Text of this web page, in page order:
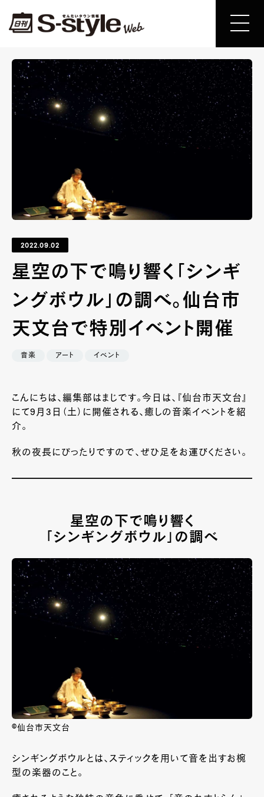
2022.09.02
星空の下で鳴り響く「シンギ
ングボウル」の調べ。仙台市
天文台で特別イベント開催
音楽 アート イベント
こんにちは、編集部はまじです。今日は、『仙台市天文台』
にて9月3日（土）に開催される、癒しの音楽イベントを紹
介。
秋の夜長にぴったりですので、ぜひ足をお運びください。
星空の下で鳴り響く
「シンギングボウル」の調べ
©仙台市天文台
シンギングボウルとは、スティックを用いて音を出すお椀
型の楽器のこと。